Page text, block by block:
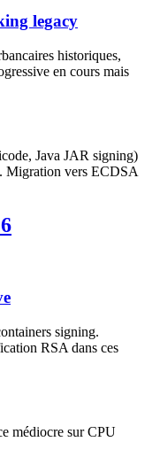
legacy
historiques,
en cours mais
Java JAR signing)
Migration vers ECDSA
signing.
RSA dans ces
médiocre sur CPU